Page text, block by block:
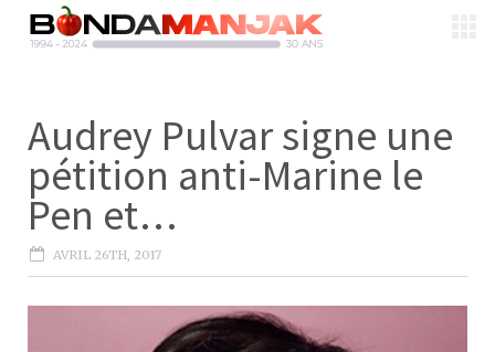
Audrey Pulvar signe une
pétition anti-Marine le
Pen et…
AVRIL 26TH, 2017